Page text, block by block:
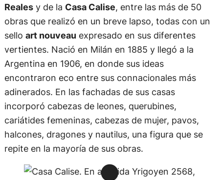
Realesy de la Casa Calise, entre las más de 50
obras que realizó en un breve lapso, todas con un
sello art nouveauexpresado en sus diferentes
vertientes. Nació en Milán en 1885 y llegó a la
Argentina en 1906, en donde sus ideas
encontraron eco entre sus connacionales más
adinerados. En las fachadas de sus casas
incorporó cabezas de leones, querubines,
cariátides femeninas, cabezas de mujer, pavos,
halcones, dragones y nautilus, una figura que se
repite en la mayoría de sus obras.